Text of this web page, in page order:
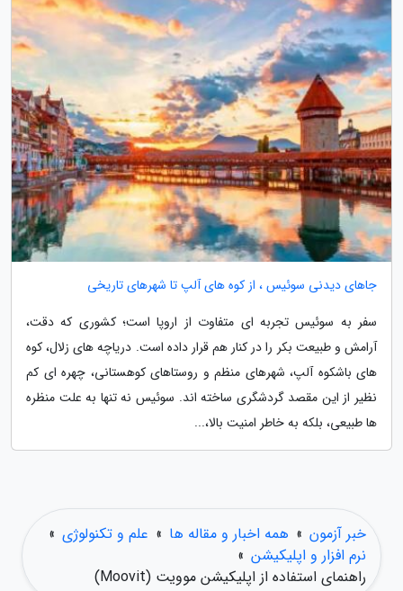
جاهای دیدنی سوئیس ، از کوه های آلپ تا شهرهای تاریخی
سفر به سوئیس تجربه ای متفاوت از اروپا است؛ کشوری که دقت،
آرامش و طبیعت بکر را در کنار هم قرار داده است. دریاچه های زلال، کوه
های باشکوه آلپ، شهرهای منظم و روستاهای کوهستانی، چهره ای کم
نظیر از این مقصد گردشگری ساخته اند. سوئیس نه تنها به علت منظره
ها طبیعی، بلکه به خاطر امنیت بالا،...
خبر آزمون » همه اخبار و مقاله ها » علم و تکنولوژی »
نرم افزار و اپلیکیشن »
راهنمای استفاده از اپلیکیشن موویت (Moovit)